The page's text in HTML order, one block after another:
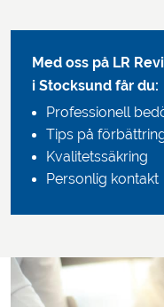
Med oss på LR
i Stocksund får du:
Professionell
Tips på
Kvalitetssäkring
Personlig kontakt